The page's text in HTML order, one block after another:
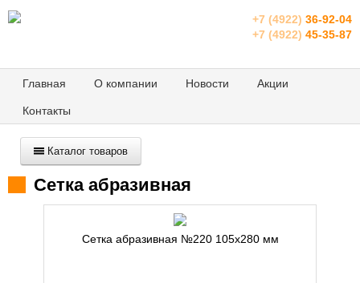
+7 (4922) 36-92-04
+7 (4922) 45-35-87
Главная О компании Новости Акции
Контакты
Каталог товаров
Сетка абразивная
Сетка абразивная №220 105х280 мм